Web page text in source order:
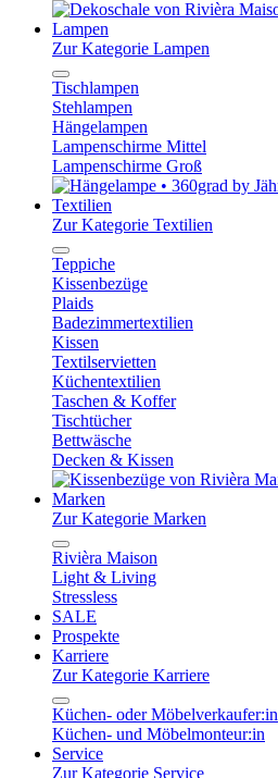
Lampen
Zur Kategorie Lampen
Tischlampen
Stehlampen
Hängelampen
Lampenschirme Mittel
Lampenschirme Groß
Textilien
Zur Kategorie Textilien
Teppiche
Kissenbezüge
Plaids
Badezimmertextilien
Kissen
Textilservietten
Küchentextilien
Taschen & Koffer
Tischtücher
Bettwäsche
Decken & Kissen
Marken
Zur Kategorie Marken
Rivièra Maison
Light & Living
Stressless
SALE
Prospekte
Karriere
Zur Kategorie Karriere
Küchen- oder Möbelverkaufer:in
Küchen- und Möbelmonteur:in
Service
Zur Kategorie Service